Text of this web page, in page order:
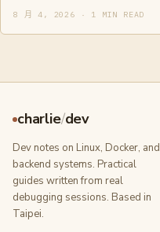
8 月 4, 2026 · 1 MIN READ
charlie/dev
Dev notes on Linux, Docker, and
backend systems. Practical
guides written from real
debugging sessions. Based in
Taipei.